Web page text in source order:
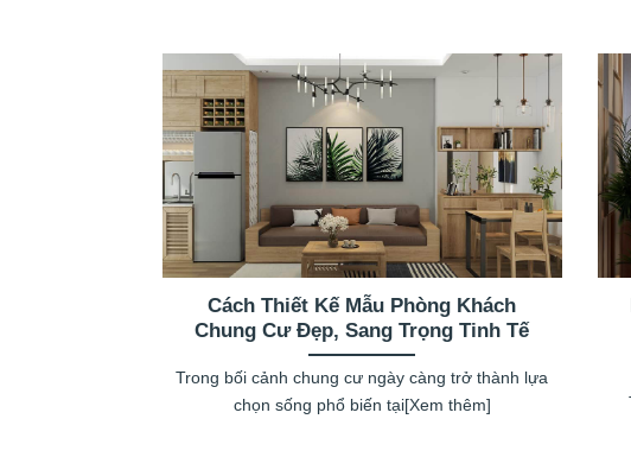
Cách Thiết Kế Mẫu Phòng Khách
Chung Cư Đẹp, Sang Trọng Tinh Tế
Trong bối cảnh chung cư ngày càng trở thành lựa
chọn sống phổ biến tại[Xem thêm]